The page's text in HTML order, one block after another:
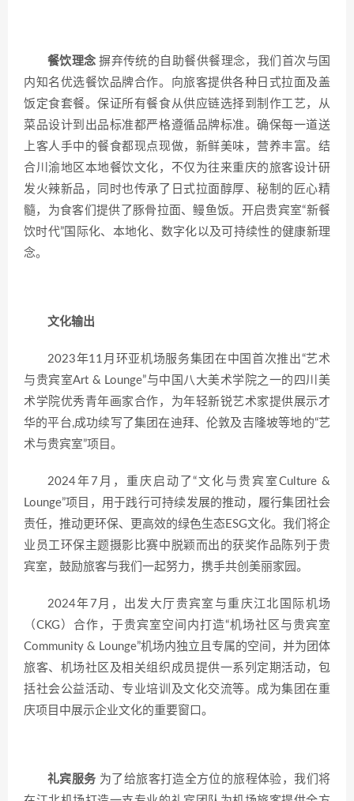
餐饮理念 摒弃传统的自助餐供餐理念，我们首次与国
内知名优选餐饮品牌合作。向旅客提供各种日式拉面及盖
饭定食套餐。保证所有餐食从供应链选择到制作工艺，从
菜品设计到出品标准都严格遵循品牌标准。确保每一道送
上客人手中的餐食都现点现做，新鲜美味，营养丰富。结
合川渝地区本地餐饮文化，不仅为往来重庆的旅客设计研
发火辣新品，同时也传承了日式拉面醇厚、秘制的匠心精
髓，为食客们提供了豚骨拉面、鳗鱼饭。开启贵宾室“新餐
饮时代”国际化、本地化、数字化以及可持续性的健康新理
念。
文化输出
2023年11月环亚机场服务集团在中国首次推出“艺术
与贵宾室Art & Lounge”与中国八大美术学院之一的四川美
术学院优秀青年画家合作，为年轻新锐艺术家提供展示才
华的平台,成功续写了集团在迪拜、伦敦及吉隆坡等地的“艺
术与贵宾室”项目。
2024年7月，重庆启动了“文化与贵宾室Culture &
Lounge”项目，用于践行可持续发展的推动，履行集团社会
责任，推动更环保、更高效的绿色生态ESG文化。我们将企
业员工环保主题摄影比赛中脱颖而出的获奖作品陈列于贵
宾室，鼓励旅客与我们一起努力，携手共创美丽家园。
2024年7月，出发大厅贵宾室与重庆江北国际机场
（CKG）合作，于贵宾室空间内打造“机场社区与贵宾室
Community & Lounge”机场内独立且专属的空间，并为团体
旅客、机场社区及相关组织成员提供一系列定期活动，包
括社会公益活动、专业培训及文化交流等。成为集团在重
庆项目中展示企业文化的重要窗口。
礼宾服务 为了给旅客打造全方位的旅程体验，我们将